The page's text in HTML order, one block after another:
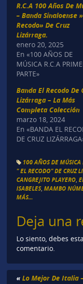
R.C.A 100 Años De
– Banda Sinaloense
Recodo» De Cruz
Lizárraga.
enero 20, 2025
En «100 AÑOS DE
MÚSICA R.C.A
PARTE»
Banda El Recodo De
Lizárraga – La Más
Completa Colección
marzo 18, 2024
En «BANDA EL
DE CRUZ
100 AÑOS DE MÚSICA
" EL RECODO" DE CRUZ
CANGREJITO PLAYERO,
ISABELES, MAMBO
MÁS...
Deja una
Lo siento, debes
comentario.
« Lo Mejor De Italia